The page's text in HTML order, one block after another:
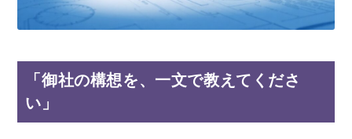
「御社の構想を、一文で教えてくださ
い」